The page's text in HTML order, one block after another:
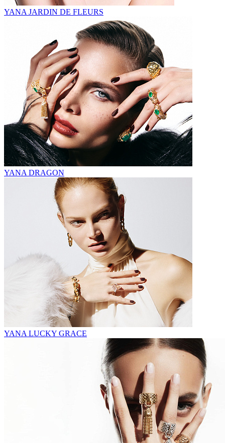
YANA JARDIN DE FLEURS
YANA DRAGON
YANA LUCKY GRACE